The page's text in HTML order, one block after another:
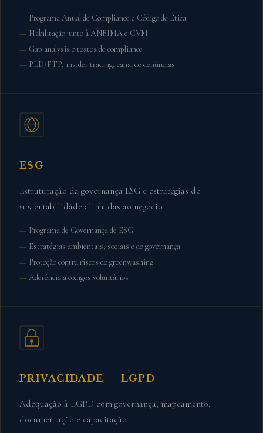
Programa Anual de Compliance e Código de Ética
Habilitação junto à ANBIMA e CVM
Gap analysis e testes de compliance
PLD/FTP, insider trading, canal de denúncias
ESG
Estruturação da governança ESG e estratégias de
sustentabilidade alinhadas ao negócio.
Programa de Governança de ESG
Estratégias ambientais, sociais e de governança
Proteção contra riscos de greenwashing
Aderência a códigos voluntários
PRIVACIDADE — LGPD
Adequação à LGPD com governança, mapeamento,
documentação e capacitação.